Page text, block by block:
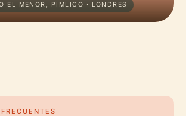
EL MENOR, PIMLICO · LONDRES